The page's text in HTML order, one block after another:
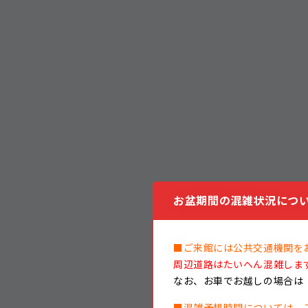
お盆期間の混雑状況につ
■ご来館には公共交通機関を
周辺道路はたいへん混雑しま
なお、
お車でお越しの場合は